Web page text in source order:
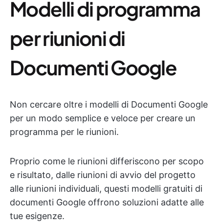
Modelli di programma
per riunioni di
Documenti Google
Non cercare oltre i modelli di Documenti Google
per un modo semplice e veloce per creare un
programma per le riunioni.
Proprio come le riunioni differiscono per scopo
e risultato, dalle riunioni di avvio del progetto
alle riunioni individuali, questi modelli gratuiti di
documenti Google offrono soluzioni adatte alle
tue esigenze.